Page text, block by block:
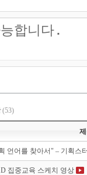
(53)
언어를 찾아서" – 기획스
집중교육 스케치 영상